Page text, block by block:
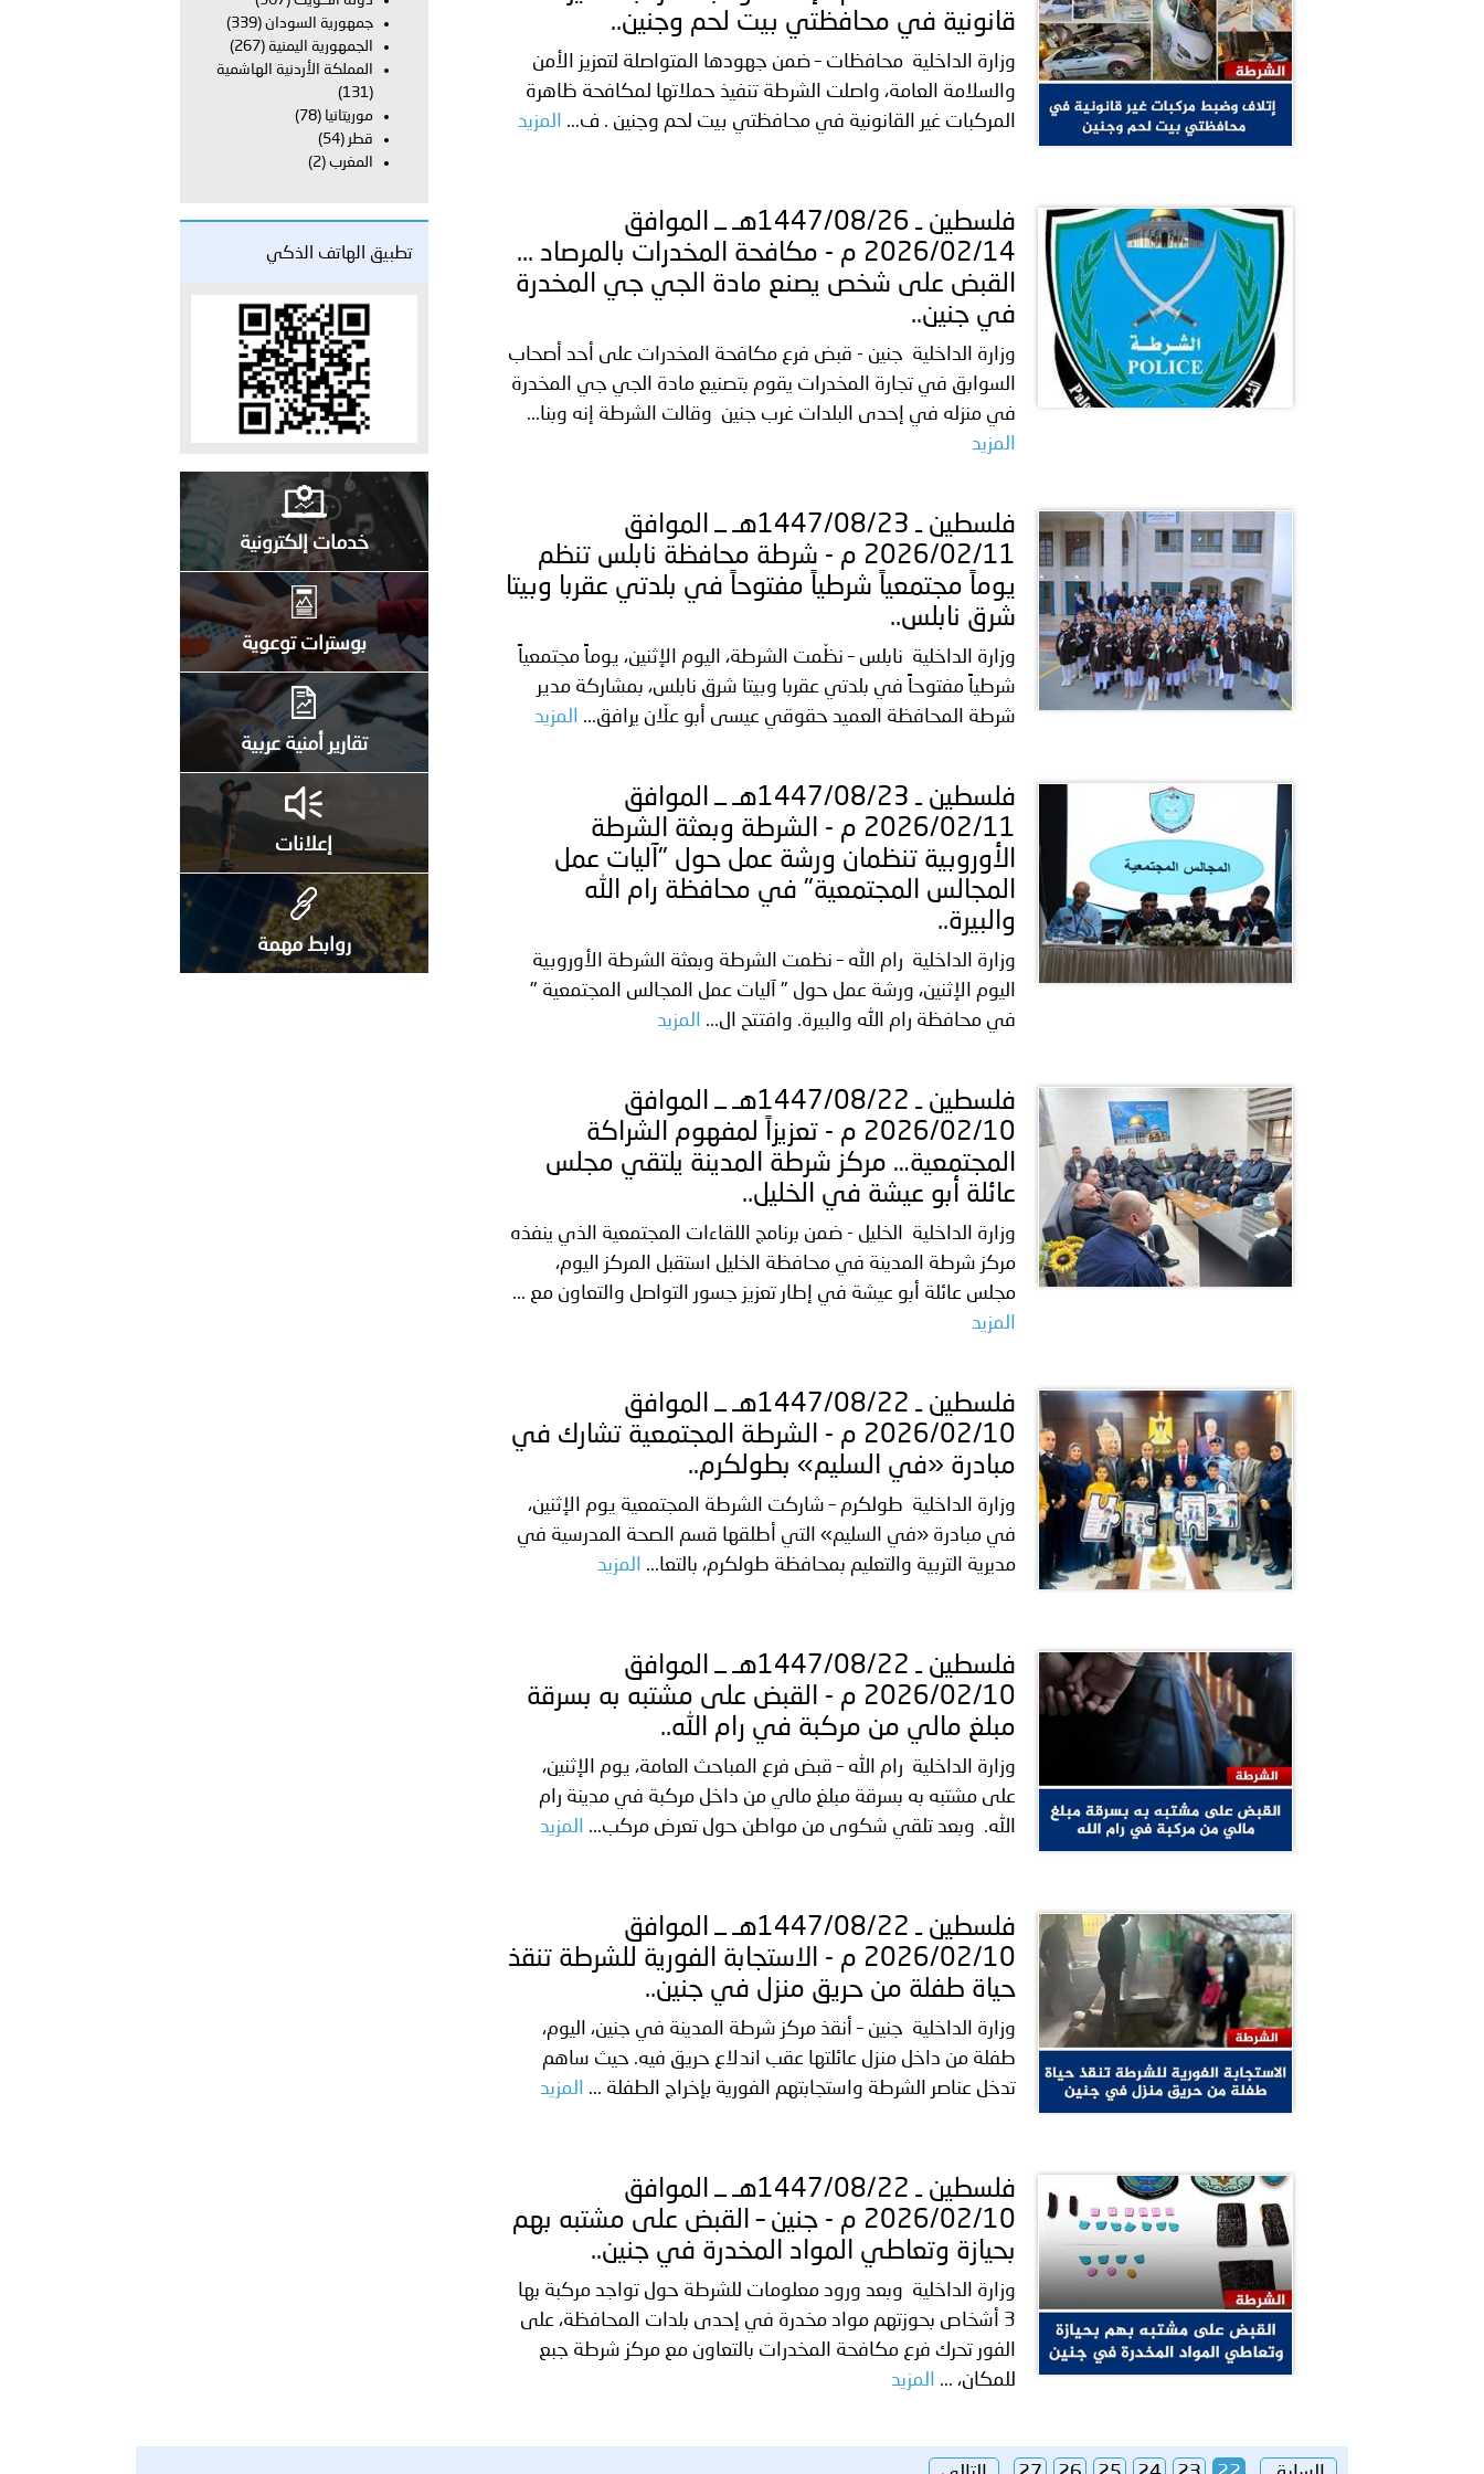
من برنامج ترحيل المهاجرين غير الشرعيين..
سلطنة عُمان ـ 1448/02/21هـ ــ الموافق 2026/08/04 م - دفعة جديدة من حماة الحق وحراس المبادئ تلتحق بشرطة عُمان
السلطانية..
قانونية في محافظتي بيت لحم وجنين..
وزارة الداخلية محافظات – ضمن جهودها المتواصلة لتعزيز الأمن
والسلامة العامة، واصلت الشرطة تنفيذ حملاتها لمكافحة ظاهرة
المركبات غير القانونية في محافظتي بيت لحم وجنين . ف...
المزيد
فلسطين ـ 1447/08/26هـ ــ الموافق
2026/02/14 م - مكافحة المخدرات بالمرصاد ...
القبض على شخص يصنع مادة الجي جي المخدرة
في جنين..
وزارة الداخلية جنين - قبض فرع مكافحة المخدرات على أحد أصحاب
السوابق في تجارة المخدرات يقوم بتصنيع مادة الجي جي المخدرة
في منزله في إحدى البلدات غرب جنين وقالت الشرطة إنه وبنا...
المزيد
فلسطين ـ 1447/08/23هـ ــ الموافق
2026/02/11 م - شرطة محافظة نابلس تنظم
يوماً مجتمعياً شرطياً مفتوحاً في بلدتي عقربا وبيتا
شرق نابلس..
وزارة الداخلية نابلس – نظّمت الشرطة، اليوم الإثنين، يوماً مجتمعياً
شرطياً مفتوحاً في بلدتي عقربا وبيتا شرق نابلس، بمشاركة مدير
شرطة المحافظة العميد حقوقي عيسى أبو علّان يرافق...
المزيد
فلسطين ـ 1447/08/23هـ ــ الموافق
2026/02/11 م - الشرطة وبعثة الشرطة
الأوروبية تنظمان ورشة عمل حول "آليات عمل
المجالس المجتمعية" في محافظة رام الله
والبيرة..
وزارة الداخلية رام الله – نظمت الشرطة وبعثة الشرطة الأوروبية
اليوم الإثنين، ورشة عمل حول " آليات عمل المجالس المجتمعية "
في محافظة رام الله والبيرة. وافتتح ال...
المزيد
فلسطين ـ 1447/08/22هـ ــ الموافق
2026/02/10 م - تعزيزاً لمفهوم الشراكة
المجتمعية… مركز شرطة المدينة يلتقي مجلس
عائلة أبو عيشة في الخليل..
وزارة الداخلية الخليل - ضمن برنامج اللقاءات المجتمعية الذي ينفذه
مركز شرطة المدينة في محافظة الخليل استقبل المركز اليوم،
مجلس عائلة أبو عيشة في إطار تعزيز جسور التواصل والتعاون مع ...
المزيد
فلسطين ـ 1447/08/22هـ ــ الموافق
2026/02/10 م - الشرطة المجتمعية تشارك في
مبادرة «في السليم» بطولكرم..
وزارة الداخلية طولكرم – شاركت الشرطة المجتمعية يوم الإثنين،
في مبادرة «في السليم» التي أطلقها قسم الصحة المدرسية في
مديرية التربية والتعليم بمحافظة طولكرم، بالتعا...
المزيد
فلسطين ـ 1447/08/22هـ ــ الموافق
2026/02/10 م - القبض على مشتبه به بسرقة
مبلغ مالي من مركبة في رام الله..
وزارة الداخلية رام الله – قبض فرع المباحث العامة، يوم الإثنين،
على مشتبه به بسرقة مبلغ مالي من داخل مركبة في مدينة رام
الله. وبعد تلقي شكوى من مواطن حول تعرض مركب...
المزيد
فلسطين ـ 1447/08/22هـ ــ الموافق
2026/02/10 م - الاستجابة الفورية للشرطة تنقذ
حياة طفلة من حريق منزل في جنين..
وزارة الداخلية جنين – أنقذ مركز شرطة المدينة في جنين، اليوم،
طفلة من داخل منزل عائلتها عقب اندلاع حريق فيه. حيث ساهم
تدخل عناصر الشرطة واستجابتهم الفورية بإخراج الطفلة ...
المزيد
فلسطين ـ 1447/08/22هـ ــ الموافق
2026/02/10 م - جنين – القبض على مشتبه بهم
بحيازة وتعاطي المواد المخدرة في جنين..
وزارة الداخلية وبعد ورود معلومات للشرطة حول تواجد مركبة بها
3 أشخاص بحوزتهم مواد مخدرة في إحدى بلدات المحافظة، على
الفور تحرك فرع مكافحة المخدرات بالتعاون مع مركز شرطة جبع
للمكان، ...
المزيد
جمهورية السودان (339)
الجمهورية اليمنية (267)
المملكة الأردنية الهاشمية
(131)
موريتانيا (78)
قطر (54)
المغرب (2)
تطبيق الهاتف الذكي
خدمات إلكترونية
بوسترات توعوية
تقارير أمنية عربية
إعلانات
روابط مهمة